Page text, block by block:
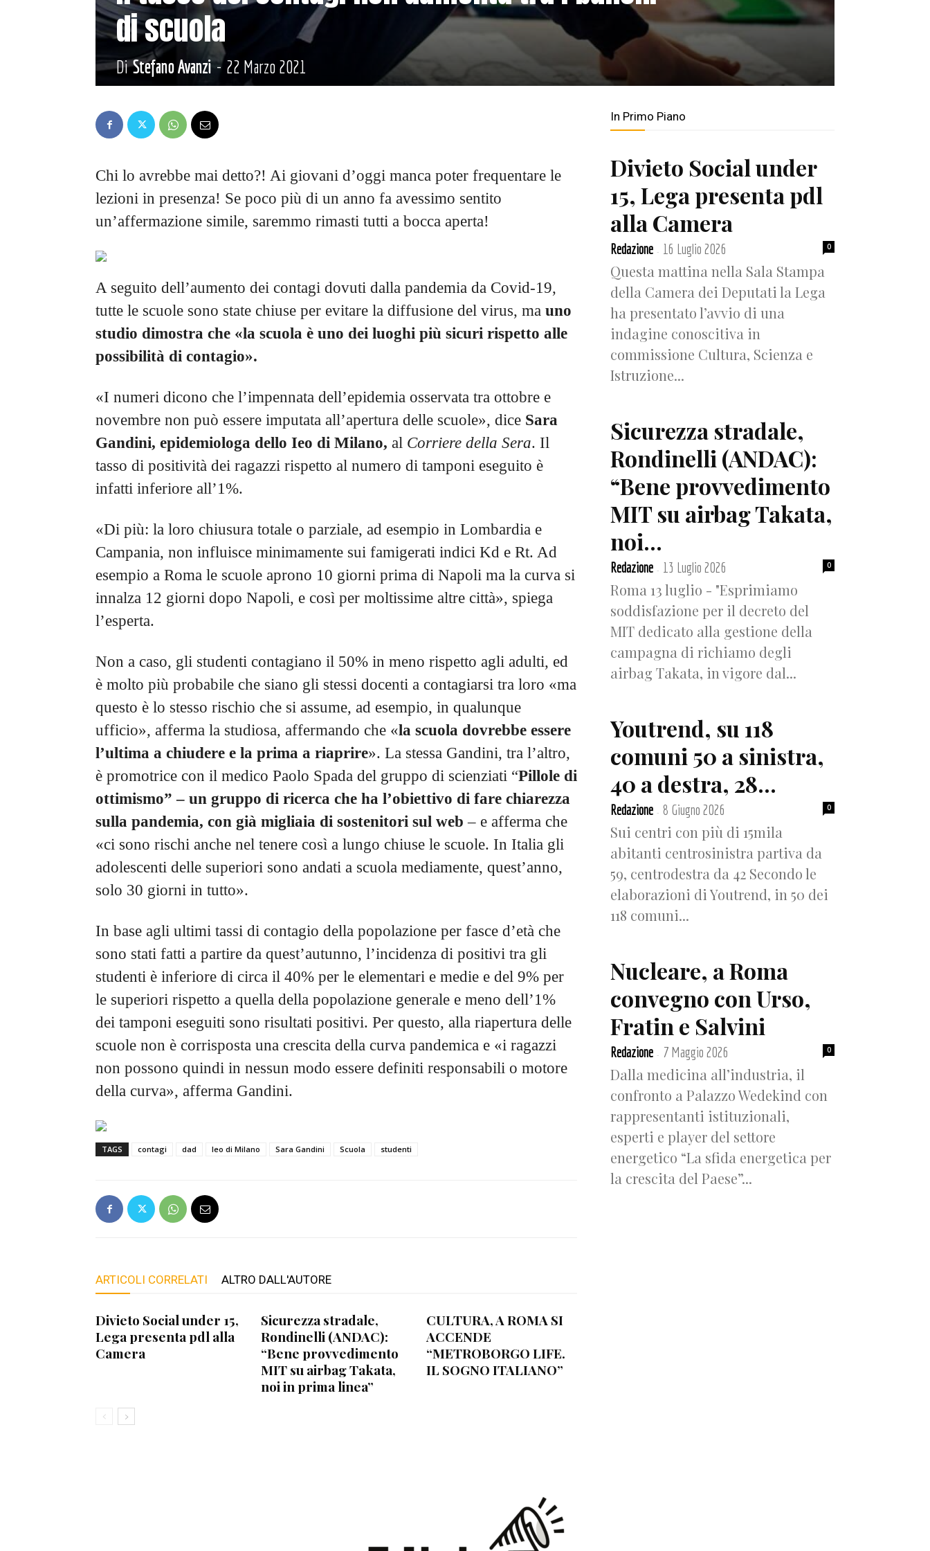
di scuola
Di Stefano Avanzi- 22 Marzo 2021
Chi lo avrebbe mai detto?! Ai giovani d’oggi manca poter frequentare le
lezioni in presenza! Se poco più di un anno fa avessimo sentito
un’affermazione simile, saremmo rimasti tutti a bocca aperta!
A seguito dell’aumento dei contagi dovuti dalla pandemia da Covid-19,
tutte le scuole sono state chiuse per evitare la diffusione del virus, ma uno
studio dimostra che «la scuola è uno dei luoghi più sicuri rispetto alle
possibilità di contagio».
«I numeri dicono che l’impennata dell’epidemia osservata tra ottobre e
novembre non può essere imputata all’apertura delle scuole», dice Sara
Gandini, epidemiologa dello Ieo di Milano, al Corriere della Sera. Il
tasso di positività dei ragazzi rispetto al numero di tamponi eseguito è
infatti inferiore all’1%.
«Di più: la loro chiusura totale o parziale, ad esempio in Lombardia e
Campania, non influisce minimamente sui famigerati indici Kd e Rt. Ad
esempio a Roma le scuole aprono 10 giorni prima di Napoli ma la curva si
innalza 12 giorni dopo Napoli, e così per moltissime altre città», spiega
l’esperta.
Non a caso, gli studenti contagiano il 50% in meno rispetto agli adulti, ed
è molto più probabile che siano gli stessi docenti a contagiarsi tra loro «ma
questo è lo stesso rischio che si assume, ad esempio, in qualunque
ufficio», afferma la studiosa, affermando che «la scuola dovrebbe essere
l’ultima a chiudere e la prima a riaprire». La stessa Gandini, tra l’altro,
è promotrice con il medico Paolo Spada del gruppo di scienziati “Pillole di
ottimismo” – un gruppo di ricerca che ha l’obiettivo di fare chiarezza
sulla pandemia, con già migliaia di sostenitori sul web – e afferma che
«ci sono rischi anche nel tenere così a lungo chiuse le scuole. In Italia gli
adolescenti delle superiori sono andati a scuola mediamente, quest’anno,
solo 30 giorni in tutto».
In base agli ultimi tassi di contagio della popolazione per fasce d’età che
sono stati fatti a partire da quest’autunno, l’incidenza di positivi tra gli
studenti è inferiore di circa il 40% per le elementari e medie e del 9% per
le superiori rispetto a quella della popolazione generale e meno dell’1%
dei tamponi eseguiti sono risultati positivi. Per questo, alla riapertura delle
scuole non è corrisposta una crescita della curva pandemica e «i ragazzi
non possono quindi in nessun modo essere definiti responsabili o motore
della curva», afferma Gandini.
TAGS contagi dad Ieo di Milano Sara Gandini Scuola studenti
ARTICOLI CORRELATI ALTRO DALL'AUTORE
Divieto Social under 15,
Lega presenta pdl alla
Camera
Sicurezza stradale,
Rondinelli (ANDAC):
“Bene provvedimento
MIT su airbag Takata,
noi in prima linea”
CULTURA, A ROMA SI
ACCENDE
“METROBORGO LIFE.
IL SOGNO ITALIANO”
In Primo Piano
Divieto Social under
15, Lega presenta pdl
alla Camera
Redazione - 16 Luglio 2026 0
Questa mattina nella Sala Stampa
della Camera dei Deputati la Lega
ha presentato l’avvio di una
indagine conoscitiva in
commissione Cultura, Scienza e
Istruzione...
Sicurezza stradale,
Rondinelli (ANDAC):
“Bene provvedimento
MIT su airbag Takata,
noi...
Redazione - 13 Luglio 2026 0
Roma 13 luglio - "Esprimiamo
soddisfazione per il decreto del
MIT dedicato alla gestione della
campagna di richiamo degli
airbag Takata, in vigore dal...
Youtrend, su 118
comuni 50 a sinistra,
40 a destra, 28...
Redazione - 8 Giugno 2026 0
Sui centri con più di 15mila
abitanti centrosinistra partiva da
59, centrodestra da 42 Secondo le
elaborazioni di Youtrend, in 50 dei
118 comuni...
Nucleare, a Roma
convegno con Urso,
Fratin e Salvini
Redazione - 7 Maggio 2026 0
Dalla medicina all’industria, il
confronto a Palazzo Wedekind con
rappresentanti istituzionali,
esperti e player del settore
energetico “La sfida energetica per
la crescita del Paese”...